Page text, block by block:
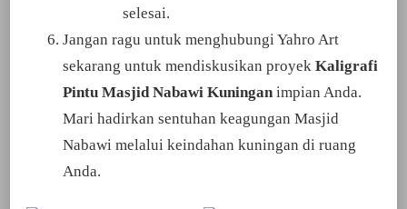
selesai.
Jangan ragu untuk menghubungi Yahro Art
sekarang untuk mendiskusikan proyek Kaligrafi
Pintu Masjid Nabawi Kuningan impian Anda.
Mari hadirkan sentuhan keagungan Masjid
Nabawi melalui keindahan kuningan di ruang
Anda.